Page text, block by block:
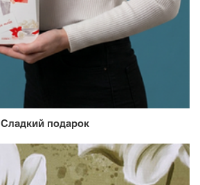
Сладкий подарок